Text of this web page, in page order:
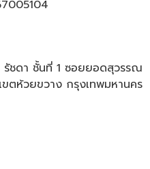
รัชดา ชั้นที่ 1 ซอยยอดสุวรรณ
ตห้วยขวาง กรุงเทพมหานคร